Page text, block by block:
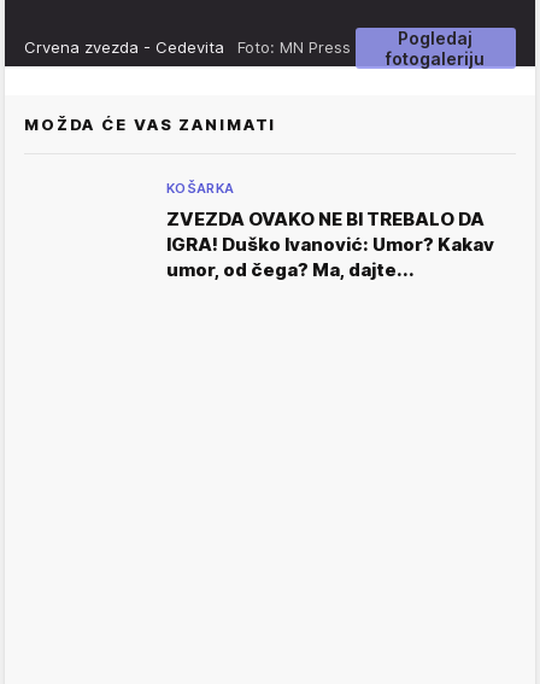
Pogledaj
fotogaleriju
Crvena zvezda - Cedevita Foto: MN Press
MOŽDA ĆE VAS ZANIMATI
KOŠARKA
ZVEZDA OVAKO NE BI TREBALO DA
IGRA! Duško Ivanović: Umor? Kakav
umor, od čega? Ma, dajte...